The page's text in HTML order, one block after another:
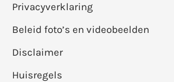
Privacyverklaring
Beleid foto’s en videobeelden
Disclaimer
Huisregels